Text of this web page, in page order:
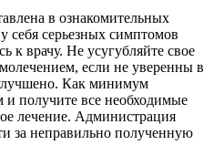
в ознакомительных
себя серьезных симптомов
к врачу. Не усугубляйте свое
если не уверенны в
Как минимум
и получите все необходимые
лечение. Администрация
за неправильно полученную